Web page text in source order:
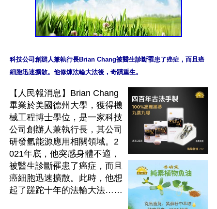
科技公司創辦人兼執行長Brian Chang被醫生診斷罹患了癌症，而且癌
【人民報消息】Brian Chang
畢業於美國德州大學，獲得機
械工程博士學位，是一家科技
公司創辦人兼執行長，其公司
研發氫能源應用相關領域。2
021年底，他突感身體不適，
被醫生診斷罹患了癌症，而且
癌細胞迅速擴散。此時，他想
起了蹉跎十年的法輪大法……